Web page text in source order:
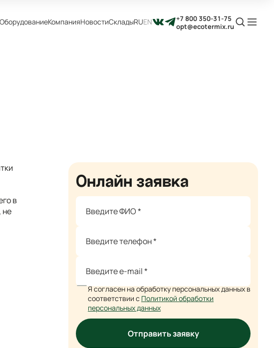
ОборудованиеКомпанияНовостиСкладыRUEN
+7 800 350-31-75
opt@ecotermix.ru
в
не
Онлайн заявка
Я согласен на обработку персональных данных в
соответствии с Политикой обработки
персональных данных
Отправить заявку